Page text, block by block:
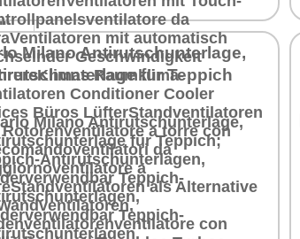
Milano Antirutschunterlage,
für Teppich